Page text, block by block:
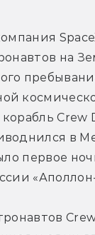
на
Crew
в
первое
«Аполлон-